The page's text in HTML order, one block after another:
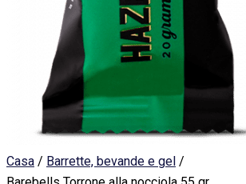
Casa / Barrette, bevande e gel /